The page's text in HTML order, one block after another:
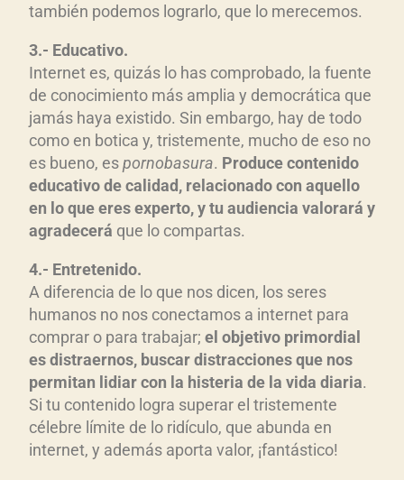
también podemos lograrlo, que lo merecemos.
3.- Educativo.
Internet es, quizás lo has comprobado, la fuente
de conocimiento más amplia y democrática que
jamás haya existido. Sin embargo, hay de todo
como en botica y, tristemente, mucho de eso no
es bueno, espornobasura. Produce contenido
educativo de calidad, relacionado con aquello
en lo que eres experto, y tu audiencia valorará y
agradecerá que lo compartas.
4.- Entretenido.
A diferencia de lo que nos dicen, los seres
humanos no nos conectamos a internet para
comprar o para trabajar; el objetivo primordial
es distraernos, buscar distracciones que nos
permitan lidiar con la histeria de la vida diaria.
Si tu contenido logra superar el tristemente
célebre límite de lo ridículo, que abunda en
internet, y además aporta valor, ¡fantástico!